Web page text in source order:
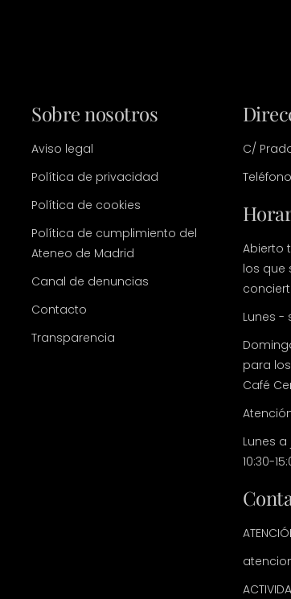
Sobre nosotros
Aviso legal
Política de privacidad
Política de cookies
Política de cumplimiento del
Ateneo de Madrid
Canal de denuncias
Contacto
Transparencia
C/
Abierto
los que
Lunes -
para
Café
Lunes a
10:30-